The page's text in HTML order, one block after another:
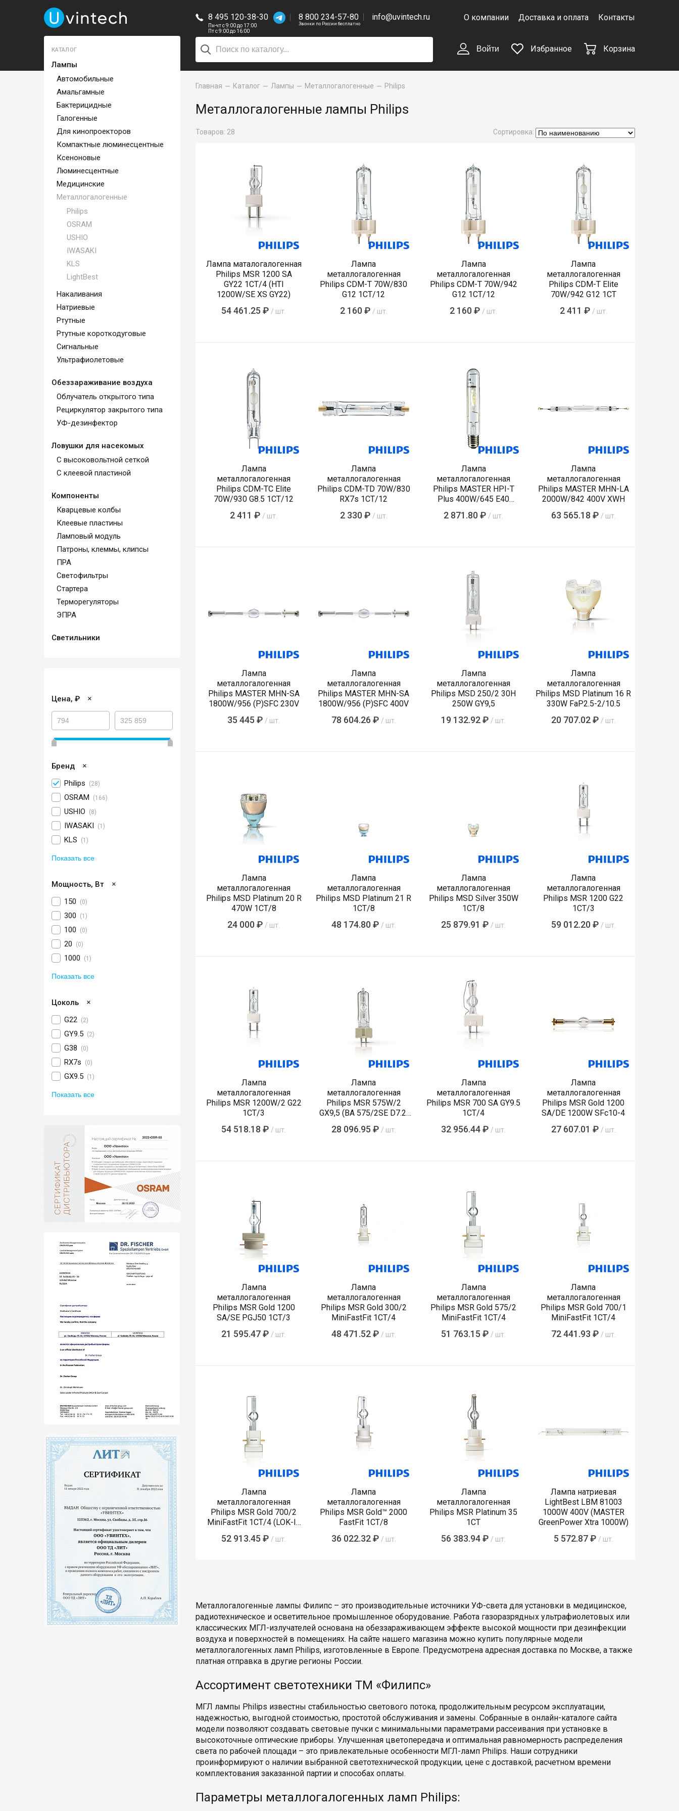
8 495 120-38-30
Пн-чт с 9:00 до 17:00
Пт с 9:00 до 16:00
8 800 234-57-80
Звонки по России бесплатно
info@uvintech.ru О компании Доставка и оплата Контакты
Войти Избранное Корзина
Главная Каталог Лампы Металлогалогенные Philips
КАТАЛОГ
Лампы
Автомобильные
Амальгамные
Бактерицидные
Галогенные
Для кинопроекторов
Компактные люминесцентные
Ксеноновые
Люминесцентные
Медицинские
Металлогалогенные
Philips
OSRAM
USHIO
IWASAKI
KLS
LightBest
Накаливания
Натриевые
Ртутные
Ртутные короткодуговые
Сигнальные
Ультрафиолетовые
Обеззараживание воздуха
Облучатель открытого типа
Рециркулятор закрытого типа
УФ-дезинфектор
Ловушки для насекомых
С высоковольтной сеткой
С клеевой пластиной
Компоненты
Кварцевые колбы
Клеевые пластины
Ламповый модуль
Патроны, клеммы, клипсы
ПРА
Светофильтры
Стартера
Терморегуляторы
ЭПРА
Светильники
Цена, ₽ ×
Бренд ×
Philips (28)
OSRAM (166)
USHIO (8)
IWASAKI (1)
KLS (1)
Показать все
Мощность, Вт ×
150 (0)
300 (1)
100 (0)
20 (0)
1000 (1)
Показать все
Цоколь ×
G22 (2)
GY9.5 (2)
G38 (0)
RX7s (0)
GX9.5 (1)
Показать все
Металлогалогенные лампы Philips
Товаров: 28 Сортировка:
Лампа маталогалогенная
Philips MSR 1200 SA
GY22 1CT/4 (HTI
1200W/SE XS GY22)
54 461.25 ₽ / шт.
Лампа
металлогалогенная
Philips CDM-T 70W/830
G12 1CT/12
2 160 ₽ / шт.
Лампа
металлогалогенная
Philips CDM-T 70W/942
G12 1CT/12
2 160 ₽ / шт.
Лампа
металлогалогенная
Philips CDM-T Elite
70W/942 G12 1CT
2 411 ₽ / шт.
Лампа
металлогалогенная
Philips CDM-TC Elite
70W/930 G8.5 1CT/12
2 411 ₽ / шт.
Лампа
металлогалогенная
Philips CDM-TD 70W/830
RX7s 1CT/12
2 330 ₽ / шт.
Лампа
металлогалогенная
Philips MASTER HPI-T
Plus 400W/645 E40
2 871.80 ₽ / шт.
Лампа
металлогалогенная
Philips MASTER MHN-LA
2000W/842 400V XWH
63 565.18 ₽ / шт.
Лампа
металлогалогенная
Philips MASTER MHN-SA
1800W/956 (P)SFC 230V
35 445 ₽ / шт.
Лампа
металлогалогенная
Philips MASTER MHN-SA
1800W/956 (P)SFC 400V
78 604.26 ₽ / шт.
Лампа
металлогалогенная
Philips MSD 250/2 30H
250W GY9,5
19 132.92 ₽ / шт.
Лампа
металлогалогенная
Philips MSD Platinum 16 R
330W FaP2.5-2/10.5
20 707.02 ₽ / шт.
Лампа
металлогалогенная
Philips MSD Platinum 20 R
470W 1CT/8
24 000 ₽ / шт.
Лампа
металлогалогенная
Philips MSD Platinum 21 R
1CT/8
48 174.80 ₽ / шт.
Лампа
металлогалогенная
Philips MSD Silver 350W
1CT/8
25 879.91 ₽ / шт.
Лампа
металлогалогенная
Philips MSR 1200 G22
1CT/3
59 012.20 ₽ / шт.
Лампа
металлогалогенная
Philips MSR 1200W/2 G22
1CT/3
54 518.18 ₽ / шт.
Лампа
металлогалогенная
Philips MSR 575W/2
GX9,5 (BA 575/2SE D7.2,
575W/72)
28 096.95 ₽ / шт.
Лампа
металлогалогенная
Philips MSR 700 SA GY9.5
1CT/4
32 956.44 ₽ / шт.
Лампа
металлогалогенная
Philips MSR Gold 1200
SA/DE 1200W SFc10-4
27 607.01 ₽ / шт.
Лампа
металлогалогенная
Philips MSR Gold 1200
SA/SE PGJ50 1CT/3
21 595.47 ₽ / шт.
Лампа
металлогалогенная
Philips MSR Gold 300/2
MiniFastFit 1CT/4
48 471.52 ₽ / шт.
Лампа
металлогалогенная
Philips MSR Gold 575/2
MiniFastFit 1CT/4
51 763.15 ₽ / шт.
Лампа
металлогалогенная
Philips MSR Gold 700/1
MiniFastFit 1CT/4
72 441.93 ₽ / шт.
Лампа
металлогалогенная
Philips MSR Gold 700/2
MiniFastFit 1CT/4 (LOK-IT
PGJX28)
52 913.45 ₽ / шт.
Лампа
металлогалогенная
Philips MSR Gold™ 2000
FastFit 1CT/8
36 022.32 ₽ / шт.
Лампа
металлогалогенная
Philips MSR Platinum 35
1CT
56 383.94 ₽ / шт.
Лампа натриевая
LightBest LBM 81003
1000W 400V (MASTER
GreenPower Xtra 1000W)
5 572.87 ₽ / шт.
Металлогалогенные лампы Филипс – это производительные источники УФ-света для установки в медицинское,
радиотехническое и осветительное промышленное оборудование. Работа газоразрядных ультрафиолетовых или
классических МГЛ-излучателей основана на обеззараживающем эффекте высокой мощности при дезинфекции
воздуха и поверхностей в помещениях. На сайте нашего магазина можно купить популярные модели
металлогалогенных ламп Philips, изготовленные в Европе. Предусмотрена адресная доставка по Москве, а также
платная отправка в другие регионы России.
Ассортимент светотехники ТМ «Филипс»
МГЛ лампы Philips известны стабильностью светового потока, продолжительным ресурсом эксплуатации,
надежностью, выгодной стоимостью, простотой обслуживания и замены. Собранные в онлайн-каталоге сайта
модели позволяют создавать световые пучки с минимальными параметрами рассеивания при установке в
высокоточные оптические приборы. Улучшенная цветопередача и оптимальная равномерность распределения
света по рабочей площади – это привлекательные особенности МГЛ-ламп Philips. Наши сотрудники
проинформируют о наличии выбранной светотехнической продукции, цене с доставкой, расчетном времени
комплектования заказанной партии и способах оплаты.
Параметры металлогалогенных ламп Philips: